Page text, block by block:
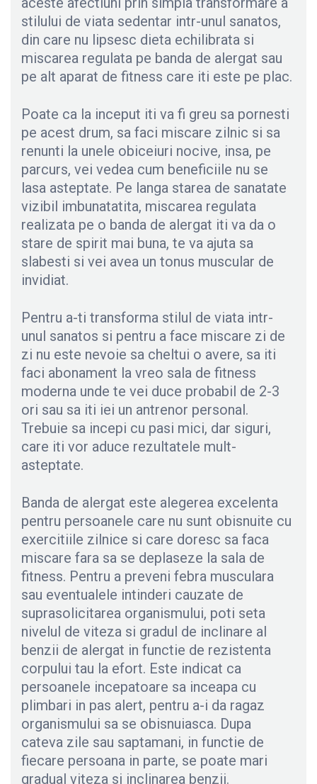
stilului de viata sedentar intr-unul sanatos,
din care nu lipsesc dieta echilibrata si
miscarea regulata pe banda de alergat sau
pe alt aparat de fitness care iti este pe plac.
Poate ca la inceput iti va fi greu sa pornesti
pe acest drum, sa faci miscare zilnic si sa
renunti la unele obiceiuri nocive, insa, pe
parcurs, vei vedea cum beneficiile nu se
lasa asteptate. Pe langa starea de sanatate
vizibil imbunatatita, miscarea regulata
realizata pe o banda de alergat iti va da o
stare de spirit mai buna, te va ajuta sa
slabesti si vei avea un tonus muscular de
invidiat.
Pentru a-ti transforma stilul de viata intr-
unul sanatos si pentru a face miscare zi de
zi nu este nevoie sa cheltui o avere, sa iti
faci abonament la vreo sala de fitness
moderna unde te vei duce probabil de 2-3
ori sau sa iti iei un antrenor personal.
Trebuie sa incepi cu pasi mici, dar siguri,
care iti vor aduce rezultatele mult-
asteptate.
Banda de alergat este alegerea excelenta
pentru persoanele care nu sunt obisnuite cu
exercitiile zilnice si care doresc sa faca
miscare fara sa se deplaseze la sala de
fitness. Pentru a preveni febra musculara
sau eventualele intinderi cauzate de
suprasolicitarea organismului, poti seta
nivelul de viteza si gradul de inclinare al
benzii de alergat in functie de rezistenta
corpului tau la efort. Este indicat ca
persoanele incepatoare sa inceapa cu
plimbari in pas alert, pentru a-i da ragaz
organismului sa se obisnuiasca. Dupa
cateva zile sau saptamani, in functie de
fiecare persoana in parte, se poate mari
gradual viteza si inclinarea benzii.